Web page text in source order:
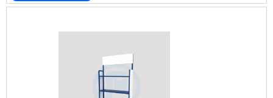
pela sua capacidade de suportar de 10kg a 15
epóxi, que também ajuda a combater a
abrasão e demais problemas que reduzem
sua vida útil. A tinta .